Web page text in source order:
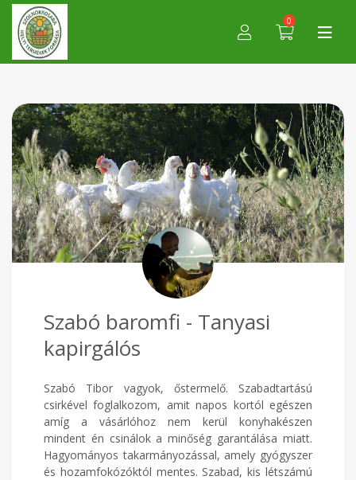
0
Szabó baromfi - Tanyasi
kapirgálós
Szabó Tibor vagyok, őstermelő. Szabadtartású
csirkével foglalkozom, amit napos kortól egészen
amíg a vásárlóhoz nem kerül konyhakészen
mindent én csinálok a minőség garantálása miatt.
Hagyományos takarmányozással, amely gyógyszer
és hozamfokózóktól mentes. Szabad, kis létszámú